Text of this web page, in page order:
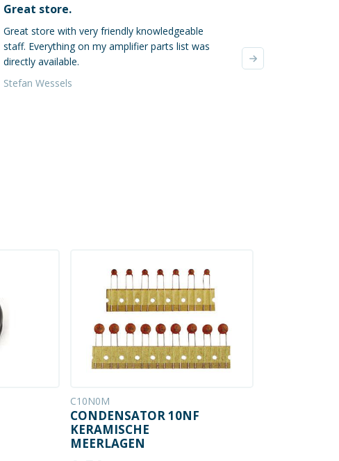
Great store.
Great store with very friendly knowledgeable
staff. Everything on my amplifier parts list was
directly available.
Stefan Wessels
verzonden, super!
waren zeer
C10N0M
CONDENSATOR 10NF
KERAMISCHE
MEERLAGEN